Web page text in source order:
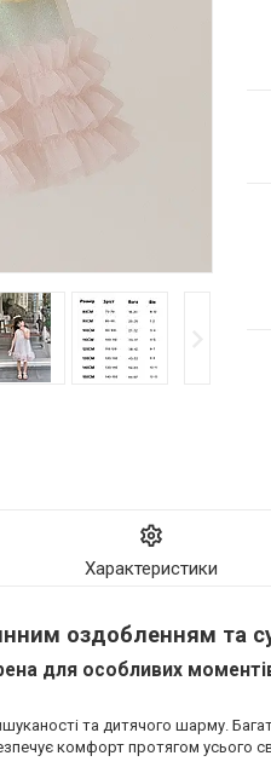
Характеристики
оздобленням та
для особливих
та дитячого шарму.
комфорт протягом усього